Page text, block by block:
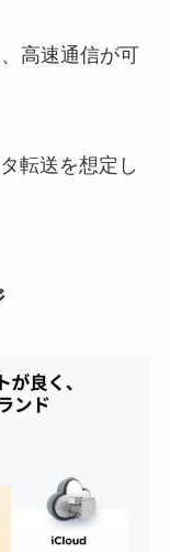
高速通信が可
転送を想定し